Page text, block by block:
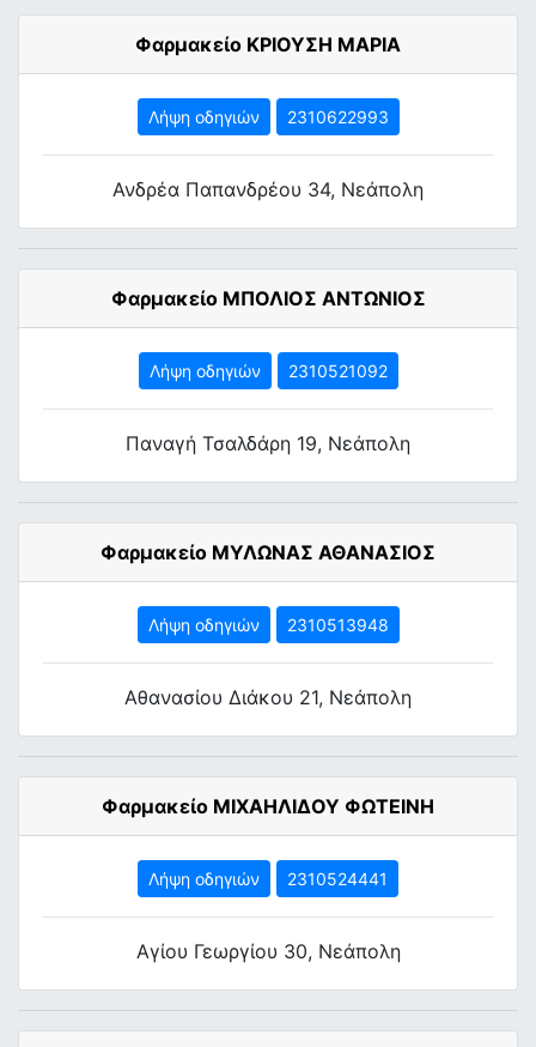
Φαρμακείο ΚΡΙΟΥΣΗ ΜΑΡΙΑ
Λήψη οδηγιών 2310622993
Ανδρέα Παπανδρέου 34, Νεάπολη
Φαρμακείο ΜΠΟΛΙΟΣ ΑΝΤΩΝΙΟΣ
Λήψη οδηγιών 2310521092
Παναγή Τσαλδάρη 19, Νεάπολη
Φαρμακείο ΜΥΛΩΝΑΣ ΑΘΑΝΑΣΙΟΣ
Λήψη οδηγιών 2310513948
Αθανασίου Διάκου 21, Νεάπολη
Φαρμακείο ΜΙΧΑΗΛΙΔΟΥ ΦΩΤΕΙΝΗ
Λήψη οδηγιών 2310524441
Αγίου Γεωργίου 30, Νεάπολη